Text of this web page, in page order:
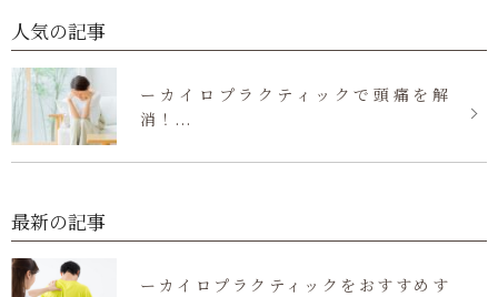
人気の記事
ーカイロプラクティックで頭痛を解
消！...
最新の記事
ーカイロプラクティックをおすすめす